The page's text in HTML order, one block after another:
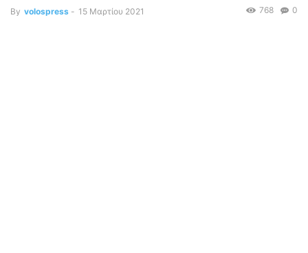
By volospress - 15 Μαρτίου 2021 0
768